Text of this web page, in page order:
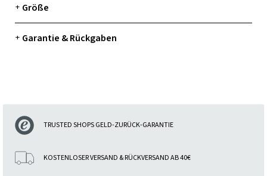
+ Größe
+ Garantie & Rückgaben
TRUSTED SHOPS GELD-ZURÜCK-GARANTIE
KOSTENLOSER VERSAND & RÜCKVERSAND AB 40€